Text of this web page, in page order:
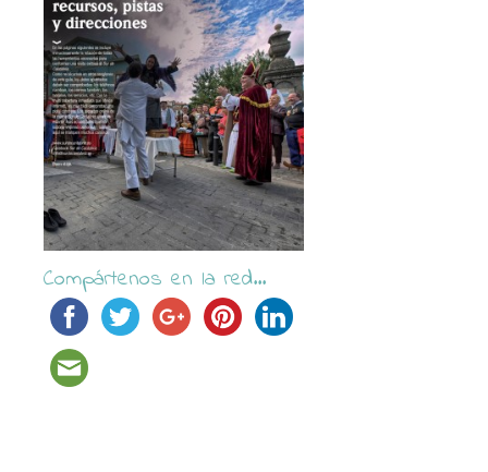
Compártenos en la red...